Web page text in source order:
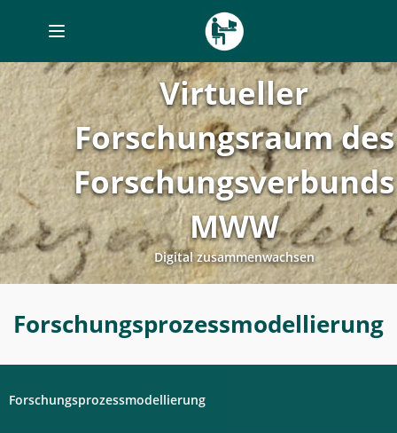
Toggle
navigation
Virtueller
Forschungsraum des
Forschungsverbunds
MWW
Digital zusammenwachsen
-
Digitales
Labor
Forschungsprozessmodellierung
Forschungsprozessmodellierung